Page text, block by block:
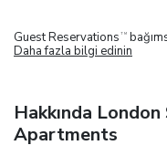
Guest Reservations TM
Daha fazla bilgi edinin
Hakkında
Apartments